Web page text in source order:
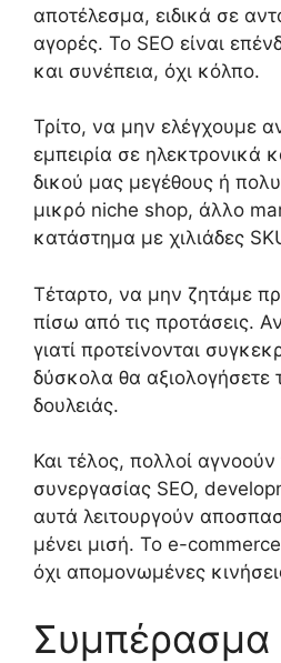
αποτέλεσμα, ειδικά σε
αγορές. Το SEO είναι
και συνέπεια, όχι κόλπο.
Τρίτο, να μην ελέγχουμε
εμπειρία σε ηλεκτρονικά
δικού μας μεγέθους ή
μικρό niche shop, άλλο
κατάστημα με χιλιάδες
Τέταρτο, να μην ζητάμε
πίσω από τις προτάσεις.
γιατί προτείνονται
δύσκολα θα αξιολογήσετε
δουλειάς.
Και τέλος, πολλοί
συνεργασίας SEO,
αυτά λειτουργούν
μένει μισή. Το e-
όχι απομονωμένες
Συμπέρασμα